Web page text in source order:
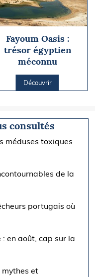
Fayoum Oasis :
trésor égyptien
méconnu
Découvrir
consultés
méduses toxiques
de la
portugais où
en août, cap sur la
mythes et